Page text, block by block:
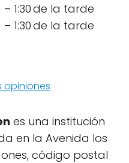
1:30 de la tarde
1:30 de la tarde
opiniones
es una institución
en la Avenida los
código postal